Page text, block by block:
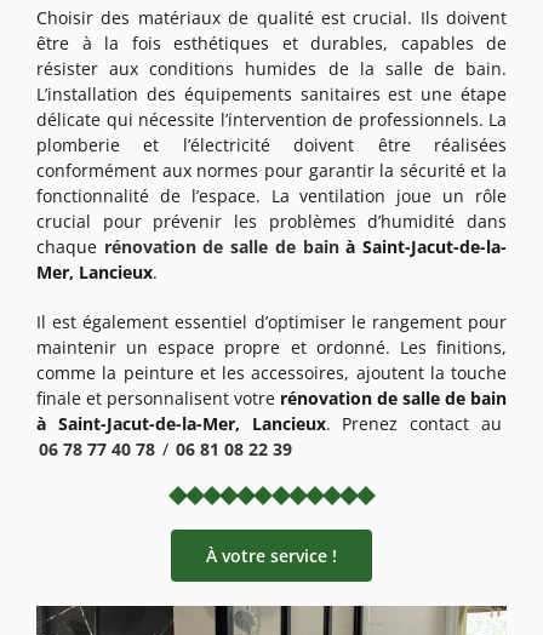
Choisir des matériaux de qualité est crucial. Ils doivent
être à la fois esthétiques et durables, capables de
résister aux conditions humides de la salle de bain.
L’installation des équipements sanitaires est une étape
délicate qui nécessite l’intervention de professionnels. La
plomberie et l’électricité doivent être réalisées
conformément aux normes pour garantir la sécurité et la
fonctionnalité de l’espace. La ventilation joue un rôle
crucial pour prévenir les problèmes d’humidité dans
chaque rénovation de salle de bainà Saint-Jacut-de-la-
Mer, Lancieux.
Il est également essentiel d’optimiser le rangement pour
maintenir un espace propre et ordonné. Les finitions,
comme la peinture et les accessoires, ajoutent la touche
finale et personnalisent votre rénovation de salle de bain
à Saint-Jacut-de-la-Mer, Lancieux. Prenez contact au
06 78 77 40 78 / 06 81 08 22 39
À votre service !